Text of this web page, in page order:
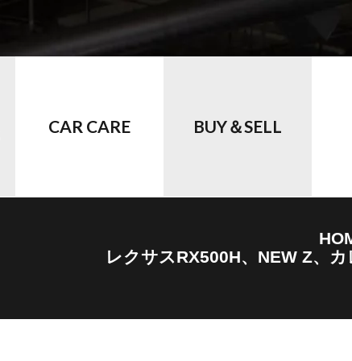
CAR CARE BUY＆SELL
レクサスRX500H、NEW Z、